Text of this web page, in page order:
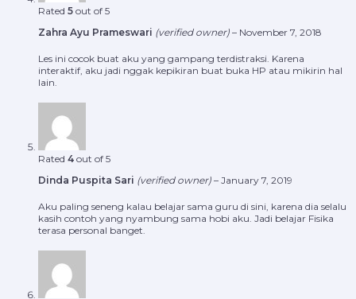
Rated 5 out of 5
Zahra Ayu Prameswari (verified owner) – November 7, 2018
Les ini cocok buat aku yang gampang terdistraksi. Karena
interaktif, aku jadi nggak kepikiran buat buka HP atau mikirin hal
lain.
Rated 4 out of 5
Dinda Puspita Sari (verified owner) – January 7, 2019
Aku paling seneng kalau belajar sama guru di sini, karena dia selalu
kasih contoh yang nyambung sama hobi aku. Jadi belajar Fisika
terasa personal banget.